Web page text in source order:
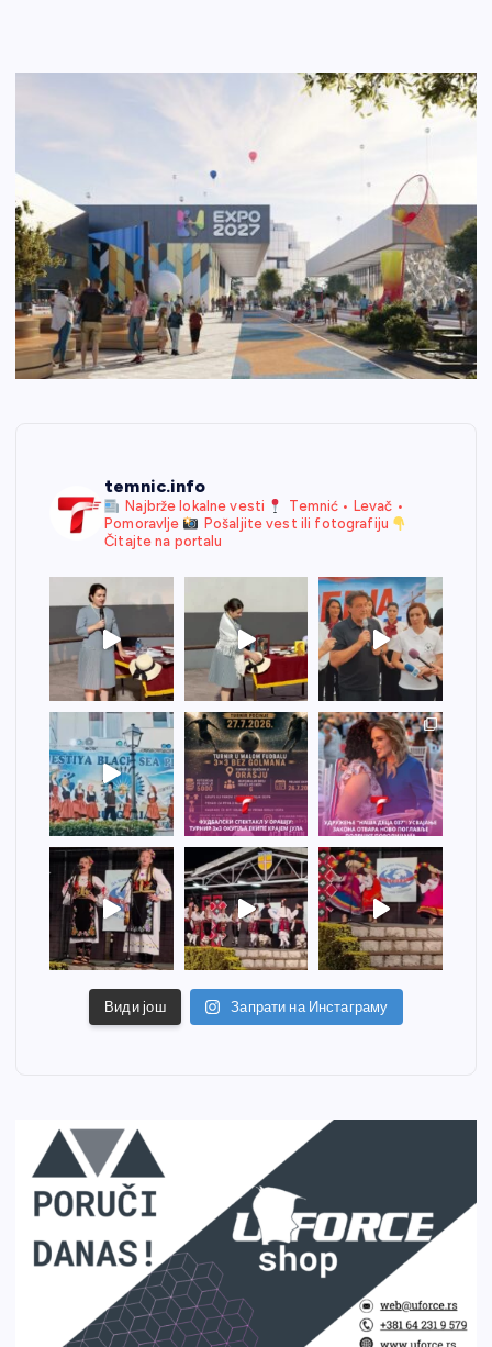
temnic.info
Najbrže lokalne vesti
Temnić • Levač •
Pomoravlje
Pošaljite vest ili fotografiju
Čitajte na portalu
Види још Запрати на Инстаграму